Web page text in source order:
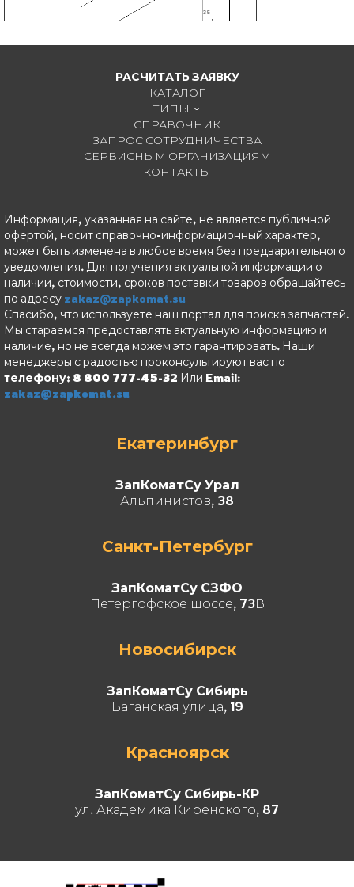
35
РАСЧИТАТЬ ЗАЯВКУ
КАТАЛОГ
ТИПЫ
СПРАВОЧНИК
ЗАПРОС СОТРУДНИЧЕСТВА
СЕРВИСНЫМ ОРГАНИЗАЦИЯМ
КОНТАКТЫ
Информация, указанная на сайте, не является публичной
офертой, носит справочно-информационный характер,
может быть изменена в любое время без предварительного
уведомления. Для получения актуальной информации о
наличии, стоимости, сроков поставки товаров обращайтесь
по адресу zakaz@zapkomat.su
Спасибо, что используете наш портал для поиска запчастей.
Мы стараемся предоставлять актуальную информацию и
наличие, но не всегда можем это гарантировать. Наши
менеджеры с радостью проконсультируют вас по
телефону: 8 800 777-45-32 Или Email:
zakaz@zapkomat.su
Екатеринбург
ЗапКоматСу Урал
Альпинистов, 38
Санкт-Петербург
ЗапКоматСу СЗФО
Петергофское шоссе, 73В
Новосибирск
ЗапКоматСу Сибирь
Баганская улица, 19
Красноярск
ЗапКоматСу Сибирь-КР
ул. Академика Киренского, 87